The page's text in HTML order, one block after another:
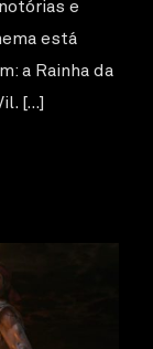
e
está
a Rainha da
[…]